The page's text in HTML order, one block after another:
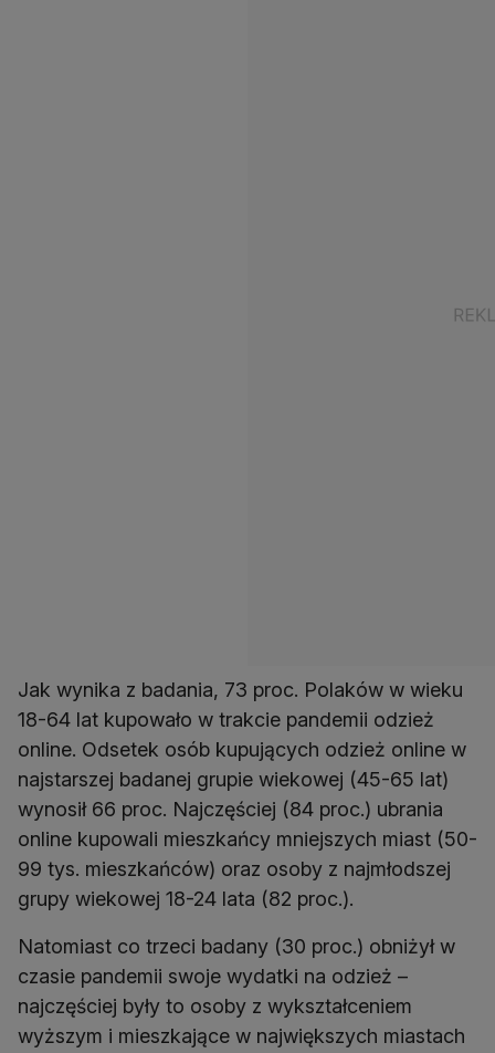
Jak wynika z badania, 73 proc. Polaków w wieku
18-64 lat kupowało w trakcie pandemii odzież
online. Odsetek osób kupujących odzież online w
najstarszej badanej grupie wiekowej (45-65 lat)
wynosił 66 proc. Najczęściej (84 proc.) ubrania
online kupowali mieszkańcy mniejszych miast (50-
99 tys. mieszkańców) oraz osoby z najmłodszej
Natomiast co trzeci badany (30 proc.) obniżył w
czasie pandemii swoje wydatki na odzież –
najczęściej były to osoby z wykształceniem
wyższym i mieszkające w największych miastach